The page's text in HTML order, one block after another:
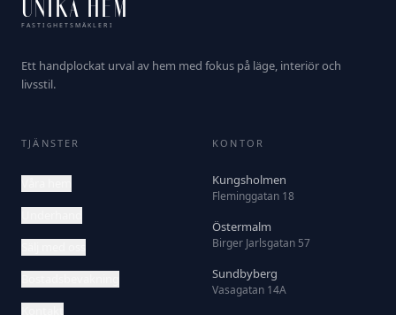
UNIKA HEM
FASTIGHETSMÄKLERI
Ett handplockat urval av hem med fokus på läge, interiör och
livsstil.
TJÄNSTER KONTOR
Kungsholmen
Fleminggatan 18
Östermalm
Birger Jarlsgatan 57
Sundbyberg
Vasagatan 14A